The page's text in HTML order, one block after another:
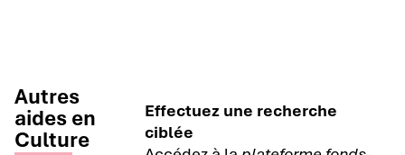
Autres
aides en
Culture
Effectuez une recherche
ciblée